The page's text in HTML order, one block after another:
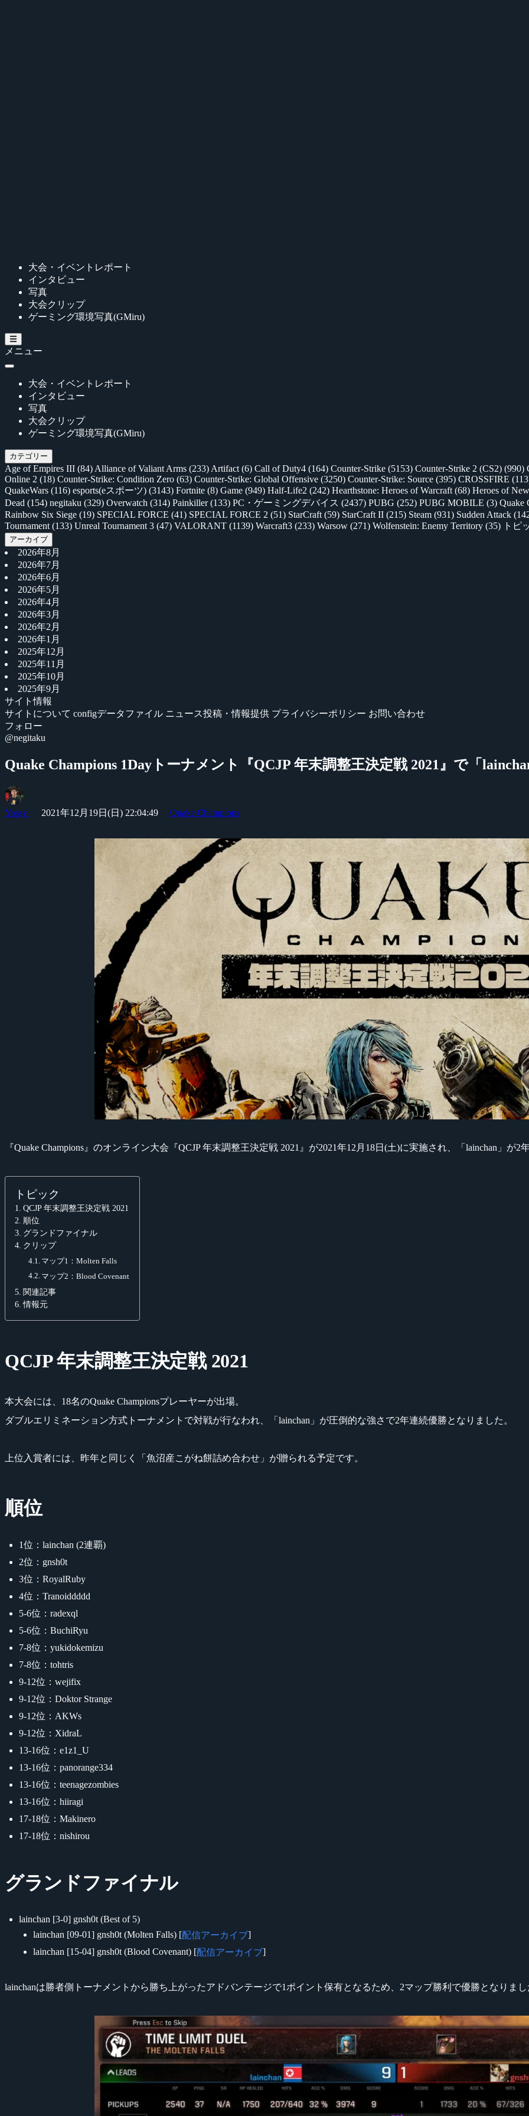
大会・イベントレポート
インタビュー
写真
大会クリップ
ゲーミング環境写真(GMiru)
メニュー
大会・イベントレポート
インタビュー
写真
大会クリップ
ゲーミング環境写真(GMiru)
カテゴリー
Age of Empires III (84) Alliance of Valiant Arms (233) Artifact (6) Call of Duty4 (164) Counter-Strike (5153) Counter-Strike 2 (CS2) (990)
Online 2 (18) Counter-Strike: Condition Zero (63) Counter-Strike: Global Offensive (3250) Counter-Strike: Source (395) CROSSFIRE
QuakeWars (116) esports(eスポーツ) (3143) Fortnite (8) Game (949) Half-Life2 (242) Hearthstone: Heroes of Warcraft (68) Heroes of
Dead (154) negitaku (329) Overwatch (314) Painkiller(133) PC・ゲーミングデバイス (2437) PUBG (252) PUBG MOBILE (3) Quake
Rainbow Six Siege (19) SPECIAL FORCE (41) SPECIAL FORCE 2 (51) StarCraft (59) StarCraft II (215) Steam (931) Sudden Attack
Tournament (133) Unreal Tournament 3 (47) VALORANT (1139) Warcraft3 (233) Warsow (271) Wolfenstein: Enemy Territory (35) トピ
アーカイブ
2026年8月
2026年7月
2026年6月
2026年5月
2026年4月
2026年3月
2026年2月
2026年1月
2025年12月
2025年11月
2025年10月
2025年9月
サイト情報
サイトについて configデータファイル ニュース投稿・情報提供 プライバシーポリシー お問い合わせ
フォロー
@negitaku
Quake Champions 1Dayトーナメント『QCJP 年末調整王決定戦 2021』で「
Yossy 2021年12月19日(日) 22:04:49 Quake Champions
『Quake Champions』のオンライン大会『QCJP 年末調整王決定戦 2021』が2021年12月18日(土)に実施され、「lainchan」が
トピック
QCJP 年末調整王決定戦 2021
順位
グランドファイナル
クリップ
マップ1：Molten Falls
マップ2：Blood Covenant
関連記事
情報元
QCJP 年末調整王決定戦 2021
本大会には、18名のQuake Championsプレーヤーが出場。
ダブルエリミネーション方式トーナメントで対戦が行なわれ、「lainchan」が圧倒的な強さで2年連続優勝となりました。
上位入賞者には、昨年と同じく「魚沼産こがね餅詰め合わせ」が贈られる予定です。
順位
1位：lainchan (2連覇)
2位：gnsh0t
3位：RoyalRuby
4位：Tranoiddddd
5-6位：radexql
5-6位：BuchiRyu
7-8位：yukidokemizu
7-8位：tohtris
9-12位：wejifix
9-12位：Doktor Strange
9-12位：AKWs
9-12位：XidraL
13-16位：e1z1_U
13-16位：panorange334
13-16位：teenagezombies
13-16位：hiiragi
17-18位：Makinero
17-18位：nishirou
グランドファイナル
lainchan [3-0] gnsh0t (Best of 5)
lainchan [09-01] gnsh0t (Molten Falls) [配信アーカイブ]
lainchan [15-04] gnsh0t (Blood Covenant) [配信アーカイブ]
lainchanは勝者側トーナメントから勝ち上がったアドバンテージで1ポイント保有となるため、2マップ勝利で優勝となりま